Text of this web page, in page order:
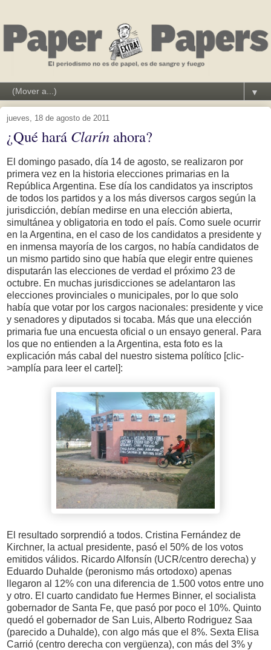
▼
jueves, 18 de agosto de 2011
¿Qué hará Clarín ahora?
El domingo pasado, día 14 de agosto, se realizaron por
primera vez en la historia elecciones primarias en la
República Argentina. Ese día los candidatos ya inscriptos
de todos los partidos y a los más diversos cargos según la
jurisdicción, debían medirse en una elección abierta,
simultánea y obligatoria en todo el país. Como suele ocurrir
en la Argentina, en el caso de los candidatos a presidente y
en inmensa mayoría de los cargos, no había candidatos de
un mismo partido sino que había que elegir entre quienes
disputarán las elecciones de verdad el próximo 23 de
octubre. En muchas jurisdicciones se adelantaron las
elecciones provinciales o municipales, por lo que solo
había que votar por los cargos nacionales: presidente y vice
y senadores y diputados si tocaba. Más que una elección
primaria fue una encuesta oficial o un ensayo general. Para
los que no entienden a la Argentina, esta foto es la
explicación más cabal del nuestro sistema político [clic-
>amplía para leer el cartel]:
El resultado sorprendió a todos. Cristina Fernández de
Kirchner, la actual presidente, pasó el 50% de los votos
emitidos válidos. Ricardo Alfonsín (UCR/centro derecha) y
Eduardo Duhalde (peronismo más ortodoxo) apenas
llegaron al 12% con una diferencia de 1.500 votos entre uno
y otro. El cuarto candidato fue Hermes Binner, el socialista
gobernador de Santa Fe, que pasó por poco el 10%. Quinto
quedó el gobernador de San Luis, Alberto Rodriguez Saa
(parecido a Duhalde), con algo más que el 8%. Sexta Elisa
Carrió (centro derecha con vergüenza), con más del 3% y